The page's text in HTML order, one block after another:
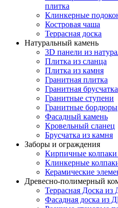
плитка
Клинкерные
Костровая чаша
Террасная доска
Натуральный камень
3D панели из
Плитка из сланца
Плитка из камня
Гранитная плитка
Гранитная брусчатка
Гранитные ступени
Гранитные бордюры
Фасадный камень
Кровельный сланец
Брусчатка из камня
Заборы и ограждения
Кирпичные колпаки
Клинкерные
Керамические
Древесно-полимерный
Террасная Доска
Фасадная доска из